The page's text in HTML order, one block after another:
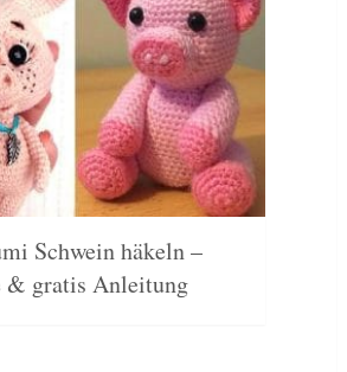
Schwein häkeln –
& gratis Anleitung